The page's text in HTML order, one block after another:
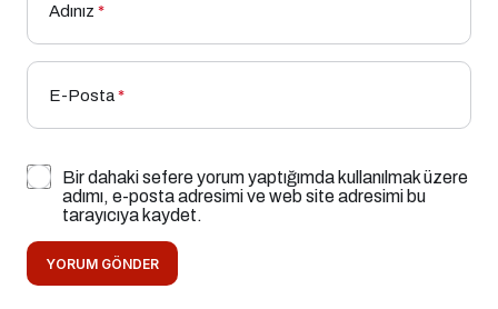
Adınız *
E-Posta*
Bir dahaki sefere yorum yaptığımda kullanılmak üzere
adımı, e-posta adresimi ve web site adresimi bu
tarayıcıya kaydet.
YORUM GÖNDER